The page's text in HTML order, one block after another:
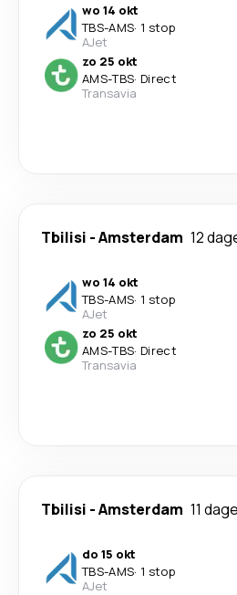
wo 14 okt
TBS-AMS· 1 stop
AJet
zo 25 okt
AMS-TBS· Direct
Transavia
Tbilisi -Amsterdam 12
wo 14 okt
TBS-AMS· 1 stop
AJet
zo 25 okt
AMS-TBS· Direct
Transavia
Tbilisi -Amsterdam 11
do 15 okt
TBS-AMS· 1 stop
AJet